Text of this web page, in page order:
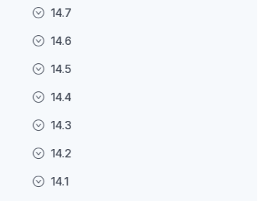
14.7
14.6
14.5
14.4
14.3
14.2
14.1